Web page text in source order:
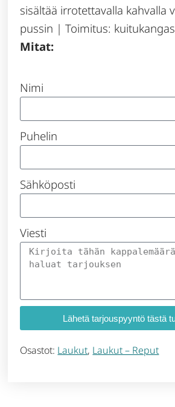
sisältää irrotettavalla kahvalla
pussin | Toimitus:
Mitat:
Nimi
Puhelin
Sähköposti
Viesti
Lähetä tarjouspyyntö tästä
Osastot: Laukut, Laukut – Reput